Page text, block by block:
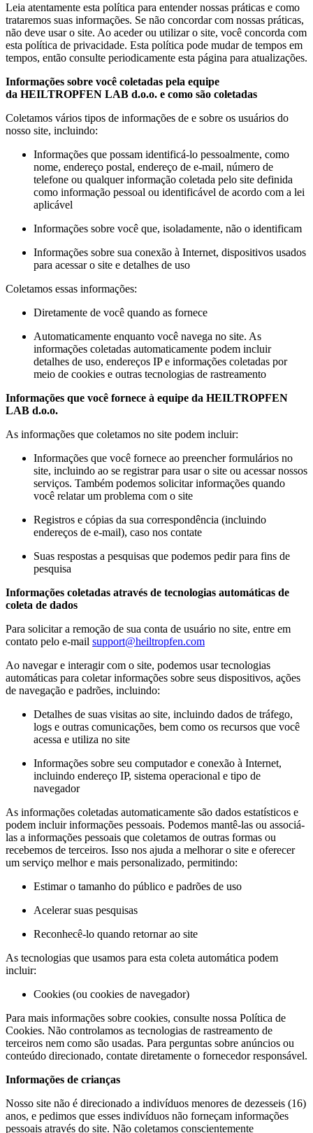
Leia atentamente esta política para entender nossas práticas e como
trataremos suas informações. Se não concordar com nossas práticas,
não deve usar o site. Ao aceder ou utilizar o site, você concorda com
esta política de privacidade. Esta política pode mudar de tempos em
tempos, então consulte periodicamente esta página para atualizações.
Informações sobre você coletadas pela equipe
da HEILTROPFEN LAB d.o.o. e como são coletadas
Coletamos vários tipos de informações de e sobre os usuários do
nosso site, incluindo:
Informações que possam identificá-lo pessoalmente, como
nome, endereço postal, endereço de e-mail, número de
telefone ou qualquer informação coletada pelo site definida
como informação pessoal ou identificável de acordo com a lei
aplicável
Informações sobre você que, isoladamente, não o identificam
Informações sobre sua conexão à Internet, dispositivos usados
para acessar o site e detalhes de uso
Coletamos essas informações:
Diretamente de você quando as fornece
Automaticamente enquanto você navega no site. As
informações coletadas automaticamente podem incluir
detalhes de uso, endereços IP e informações coletadas por
meio de cookies e outras tecnologias de rastreamento
Informações que você fornece à equipe da HEILTROPFEN
LAB d.o.o.
As informações que coletamos no site podem incluir:
Informações que você fornece ao preencher formulários no
site, incluindo ao se registrar para usar o site ou acessar nossos
serviços. Também podemos solicitar informações quando
você relatar um problema com o site
Registros e cópias da sua correspondência (incluindo
endereços de e-mail), caso nos contate
Suas respostas a pesquisas que podemos pedir para fins de
pesquisa
Informações coletadas através de tecnologias automáticas de
coleta de dados
Para solicitar a remoção de sua conta de usuário no site, entre em
contato pelo e-mail support@heiltropfen.com
Ao navegar e interagir com o site, podemos usar tecnologias
automáticas para coletar informações sobre seus dispositivos, ações
de navegação e padrões, incluindo:
Detalhes de suas visitas ao site, incluindo dados de tráfego,
logs e outras comunicações, bem como os recursos que você
acessa e utiliza no site
Informações sobre seu computador e conexão à Internet,
incluindo endereço IP, sistema operacional e tipo de
navegador
As informações coletadas automaticamente são dados estatísticos e
podem incluir informações pessoais. Podemos mantê-las ou associá-
las a informações pessoais que coletamos de outras formas ou
recebemos de terceiros. Isso nos ajuda a melhorar o site e oferecer
um serviço melhor e mais personalizado, permitindo:
Estimar o tamanho do público e padrões de uso
Acelerar suas pesquisas
Reconhecê-lo quando retornar ao site
As tecnologias que usamos para esta coleta automática podem
incluir:
Cookies (ou cookies de navegador)
Para mais informações sobre cookies, consulte nossa Política de
Cookies. Não controlamos as tecnologias de rastreamento de
terceiros nem como são usadas. Para perguntas sobre anúncios ou
conteúdo direcionado, contate diretamente o fornecedor responsável.
Informações de crianças
Nosso site não é direcionado a indivíduos menores de dezesseis (16)
anos, e pedimos que esses indivíduos não forneçam informações
pessoais através do site. Não coletamos conscientemente